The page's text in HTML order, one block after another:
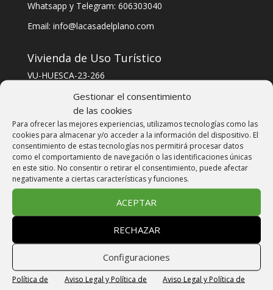
Gestionar el consentimiento
de las cookies
Para ofrecer las mejores experiencias, utilizamos tecnologías como las
cookies para almacenar y/o acceder a la información del dispositivo. El
consentimiento de estas tecnologías nos permitirá procesar datos
como el comportamiento de navegación o las identificaciones únicas
en este sitio. No consentir o retirar el consentimiento, puede afectar
negativamente a ciertas características y funciones.
ACEPTAR
RECHAZAR
Configuraciones
Política de
Aviso Legal y Política de
Aviso Legal y Política de
Whatsapp y Telegram: 606303040
Email: info@lacasadelplano.com
Vivienda de Uso Turístico
VU-HUESCA-23-266
CODIGO ÚNICO ALOJAMIENTO
ESFCTU000022003000865657000000000000VU-
HUESCA-23-2664
Reservas
EMAILINFO@LACASADELPLANO.COM
TELÉFONO: +34 606 30 30 40